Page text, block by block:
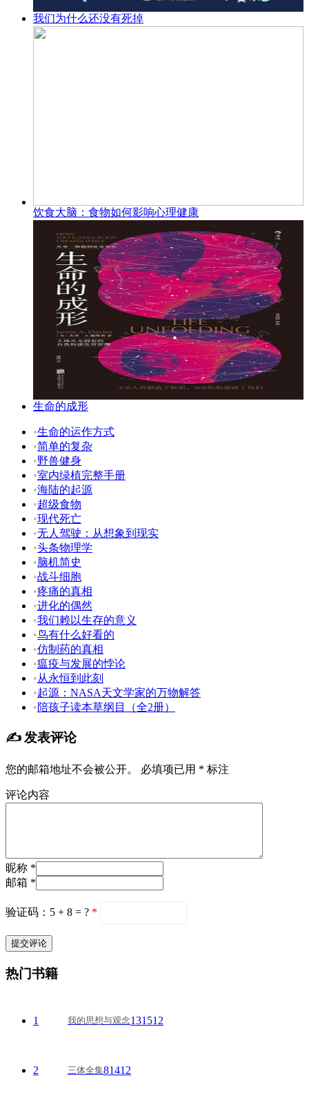
我们为什么还没有死掉
饮食大脑：食物如何影响心理健康
生命的成形
•生命的运作方式
•简单的复杂
•野兽健身
•室内绿植完整手册
•海陆的起源
•超级食物
•现代死亡
•无人驾驶：从想象到现实
•头条物理学
•脑机简史
•战斗细胞
•疼痛的真相
•进化的偶然
•我们赖以生存的意义
•鸟有什么好看的
•仿制药的真相
•瘟疫与发展的悖论
•从永恒到此刻
•起源：NASA天文学家的万物解答
•陪孩子读本草纲目（全2册）
✍️ 发表评论
您的邮箱地址不会被公开。 必填项已用 * 标注
评论内容
昵称 *
邮箱 *
验证码：5 + 8 = ? *
热门书籍
1 我的思想与观念131512
2 三体全集81412